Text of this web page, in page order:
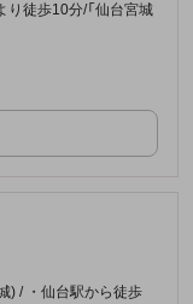
り徒歩10分/「仙台宮城
) / ・仙台駅から徒歩